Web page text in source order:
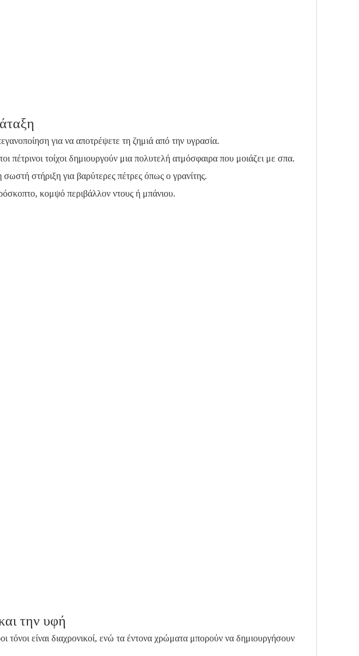
για να αποτρέψετε τη ζημιά από την υγρασία.
πέτρινοι τοίχοι δημιουργούν μια πολυτελή ατμόσφαιρα που μοιάζει με σπα.
στήριξη για βαρύτερες πέτρες όπως ο γρανίτης.
κομψό περιβάλλον ντους ή μπάνιου.
την υφή
είναι διαχρονικοί, ενώ τα έντονα χρώματα μπορούν να δημιουργήσουν